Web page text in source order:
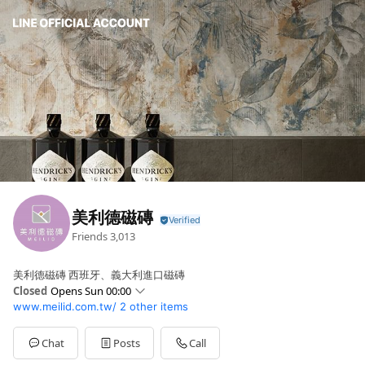
美利德磁磚
Friends3,013
美利德磁磚 西班牙、義大利進口磁磚
Closed Opens Sun 00:00
Sun00:00 - 00:00
Mon08:30 - 17:30
Tue08:30 - 17:30
Wed08:30 - 17:30
www.meilid.com.tw/ 2 other items
Chat Posts Call